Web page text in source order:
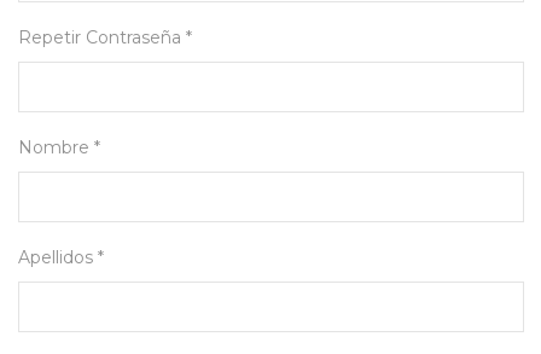
Repetir Contraseña *
Nombre *
Apellidos *